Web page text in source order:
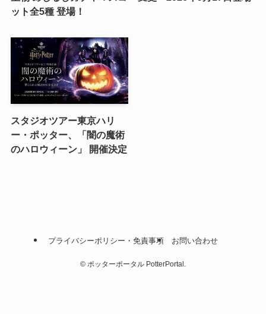
ット全5種 登場！
スタジオツアー東京ハリ
ー・ポッター、「闇の魔術
のハロウィーン」 開催決定
プライバシーポリシー・免責事項 お問い合わせ
© ポッターポータル PotterPortal.